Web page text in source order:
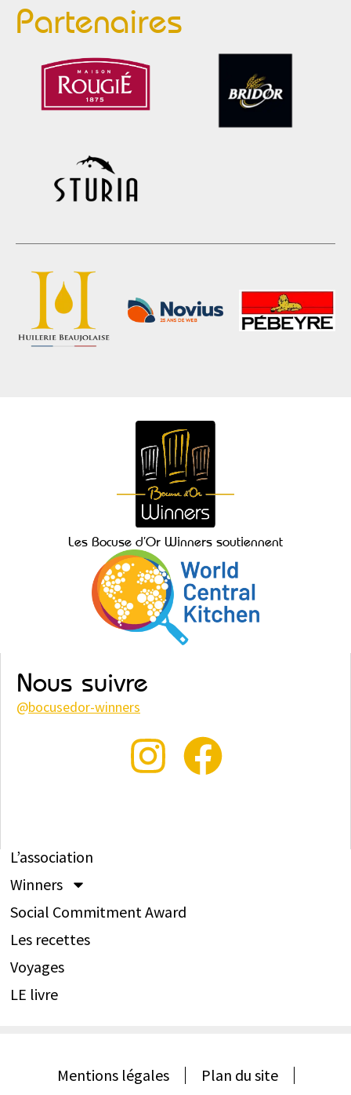
Partenaires
Les Bocuse d’Or Winners soutiennent
Nous suivre
@bocusedor-winners
L’association
Winners
Social Commitment Award
Les recettes
Voyages
LE livre
Mentions légales Plan du site